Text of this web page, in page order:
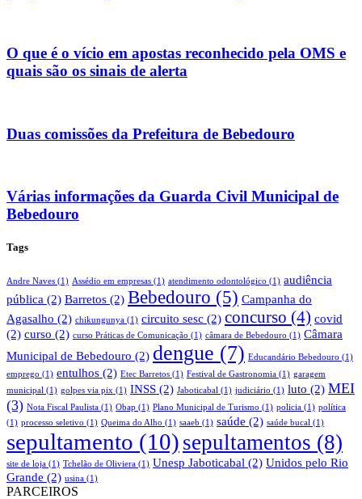
O que é o vício em apostas reconhecido pela OMS e
quais são os sinais de alerta
Duas comissões da Prefeitura de Bebedouro
Várias informações da Guarda Civil Municipal de
Bebedouro
Tags
Andre Naves (1) Assédio em empresas (1) atendimento odontológico (1) audiência
pública (2) Barretos (2) Bebedouro (5) Campanha do
Agasalho (2) chikungunya (1) circuito sesc (2) concurso (4) covid
(2) curso (2) curso Práticas de Comunicação (1) câmara de Bebedouro (1) Câmara
Municipal de Bebedouro (2) dengue (7) Educandário Bebedouro (1)
emprego (1) entulhos (2) Etec Barretos (1) Festival de Gastronomia (1) garagem
municipal (1) golpes via pix (1) INSS (2) Jaboticabal (1) judiciário (1) luto (2) MEI
(3) Nota Fiscal Paulista (1) Obap (1) Plano Municipal de Turismo (1) policia (1) política
(1) processo seletivo (1) Queima do Alho (1) saaeb (1) saúde (2) saúde bucal (1)
sepultamento (10) sepultamentos (8)
site de loja (1) Tchelão de Oliviera (1) Unesp Jaboticabal (2) Unidos pelo Rio
Grande (2) usina (1)
PARCEIROS